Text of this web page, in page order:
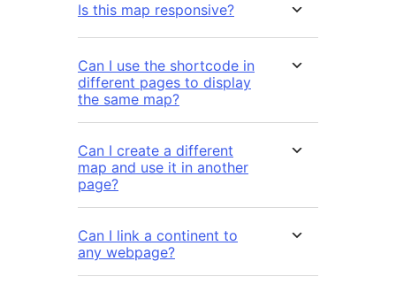
Is this map responsive?
Can I use the shortcode in
different pages to display
the same map?
Can I create a different
map and use it in another
page?
Can I link a continent to
any webpage?